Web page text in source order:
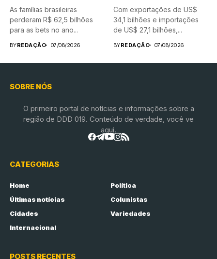
As famílias brasileiras
perderam R$ 62,5 bilhões
para as bets no ano...
BYREDAÇÃO 07/08/2026
Com exportações de US$
34,1 bilhões e importações
de US$ 27,1 bilhões,...
BYREDAÇÃO 07/08/2026
SOBRE NÓS
O primeiro portal de notícias e informações sobre a
região de DDD 019. Conteúdo de verdade, você ve
aqui.
CATEGORIAS
Home
Política
Últimas notícias
Colunistas
Cidades
Variedades
Internacional
POSTS RECENTES